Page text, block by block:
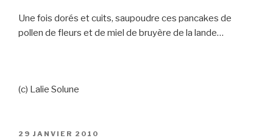
Une fois dorés et cuits, saupoudre ces pancakes de
pollen de fleurs et de miel de bruyère de la lande…
(c) Lalie Solune
PUBLIÉ
29 JANVIER 2010